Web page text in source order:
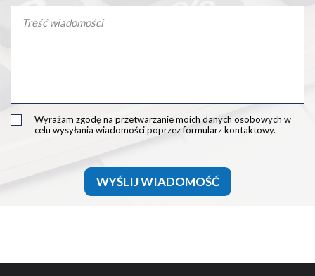
Wyrażam zgodę na przetwarzanie moich danych osobowych w
celu wysyłania wiadomości poprzez formularz kontaktowy.
WYŚLIJ WIADOMOŚĆ